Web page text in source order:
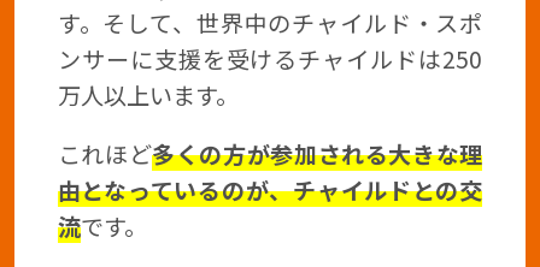
す。そして、世界中のチャイルド・スポ
ンサーに支援を受けるチャイルドは250
万人以上います。
これほど多くの方が参加される大きな理
由となっているのが、チャイルドとの交
流です。